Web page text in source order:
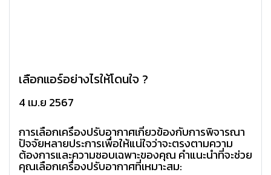
เลือกแอร์อย่างไรให้โดนใจ ?
4 เม.ย 2567
การเลือกเครื่องปรับอากาศเกี่ยวข้องกับการพิจารณา
ปัจจัยหลายประการเพื่อให้แน่ใจว่าจะตรงตามความ
ต้องการและความชอบเฉพาะของคุณ คำแนะนำที่จะช่วย
คุณเลือกเครื่องปรับอากาศที่เหมาะสม: